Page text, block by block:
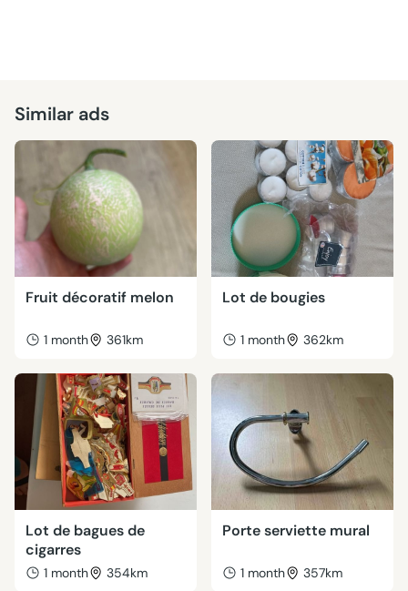
Similar ads
Fruit décoratif melon
1 month 361km
Lot de bougies
1 month 362km
Lot de bagues de
cigarres
1 month 354km
Porte serviette mural
1 month 357km